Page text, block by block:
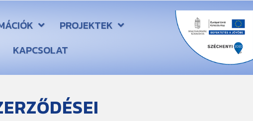
PROJEKTEK
KAPCSOLAT